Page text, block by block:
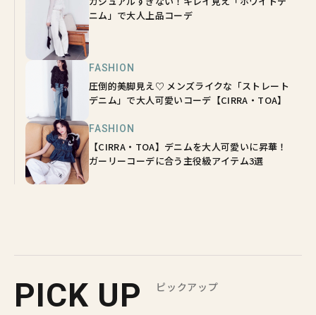
ニム」で大人上品コーデ
FASHION
圧倒的美脚見え♡ メンズライクな「ストレート
デニム」で大人可愛いコーデ【CIRRA・TOA】
FASHION
【CIRRA・TOA】デニムを大人可愛いに昇華！
ガーリーコーデに合う主役級アイテム3選
PICK UP ピックアップ